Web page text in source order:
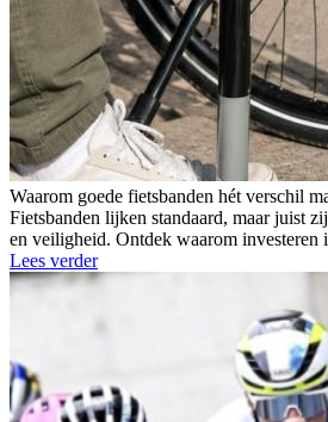
Waarom goede fietsbanden hét verschil
Fietsbanden lijken standaard, maar juist
en veiligheid. Ontdek waarom investeren
Lees verder